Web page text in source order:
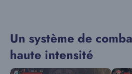
Un système de
haute intensité